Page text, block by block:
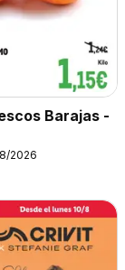
Barajas -
2026